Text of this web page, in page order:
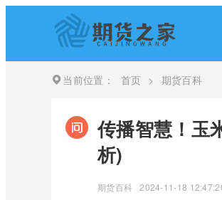
当前位置： 首页 > 期货百科
传播智慧！玉
析)
期货百科 2024-11-18